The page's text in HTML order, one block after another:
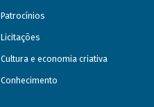
Patrocínios
Licitações
Cultura e economia criativa
Conhecimento